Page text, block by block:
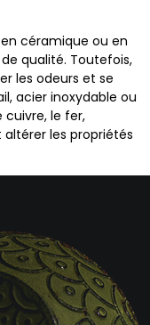
céramique ou en
qualité. Toutefois,
les odeurs et se
acier inoxydable ou
cuivre, le fer,
les propriétés